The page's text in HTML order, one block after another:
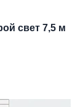
свет 7,5 м